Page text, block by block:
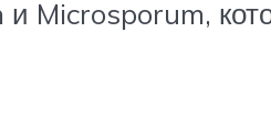
Microsporum,